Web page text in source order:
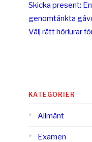
Skicka present:
genomtänkta
Välj rätt hörlurar
KATEGORIER
Allmänt
Examen